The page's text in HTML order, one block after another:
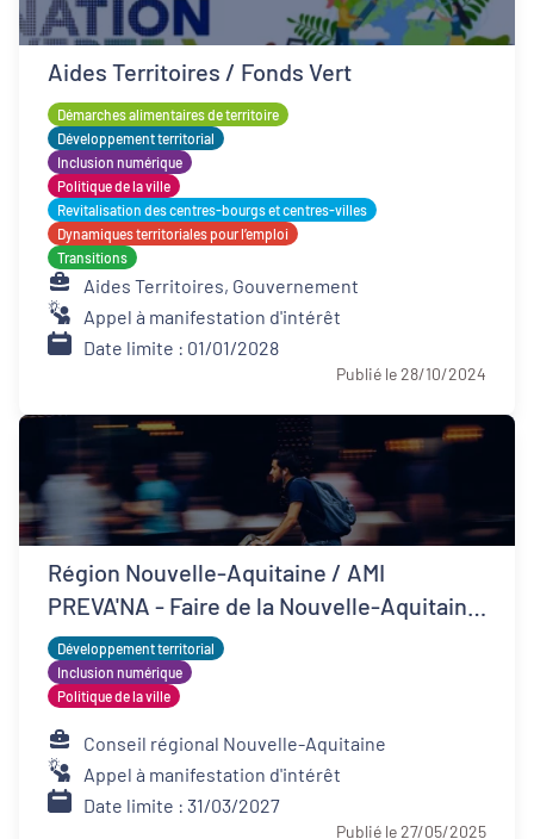
Aides Territoires / Fonds Vert
Démarches alimentaires de territoire
Développement territorial
Inclusion numérique
Politique de la ville
Revitalisation des centres-bourgs et centres-villes
Dynamiques territoriales pour l’emploi
Transitions
Aides Territoires, Gouvernement
Appel à manifestation d'intérêt
Date limite : 01/01/2028
Publié le 28/10/2024
Région Nouvelle-Aquitaine / AMI
PREVA'NA - Faire de la Nouvelle-Aquitaine
un territoire de bonne santé
Développement territorial
Inclusion numérique
Politique de la ville
Conseil régional Nouvelle-Aquitaine
Appel à manifestation d'intérêt
Date limite : 31/03/2027
Publié le 27/05/2025